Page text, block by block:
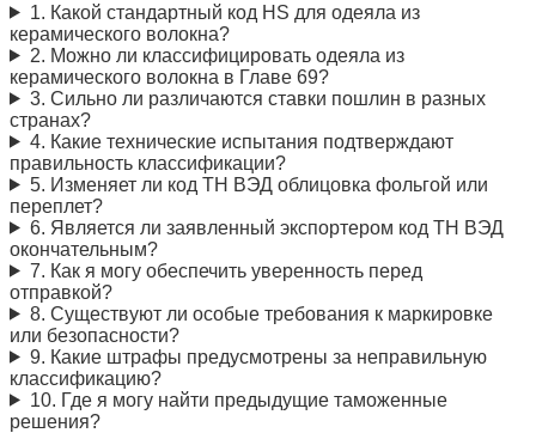
1. Какой стандартный код HS для одеяла из
керамического волокна?
2. Можно ли классифицировать одеяла из
керамического волокна в Главе 69?
3. Сильно ли различаются ставки пошлин в разных
странах?
4. Какие технические испытания подтверждают
правильность классификации?
5. Изменяет ли код ТН ВЭД облицовка фольгой или
переплет?
6. Является ли заявленный экспортером код ТН ВЭД
окончательным?
7. Как я могу обеспечить уверенность перед
отправкой?
8. Существуют ли особые требования к маркировке
или безопасности?
9. Какие штрафы предусмотрены за неправильную
классификацию?
10. Где я могу найти предыдущие таможенные
решения?